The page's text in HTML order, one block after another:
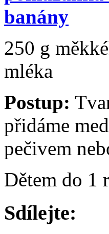
250 g
mléka
Postup:
přidáme
pečivem
Dětem do 1
Sdílejte: